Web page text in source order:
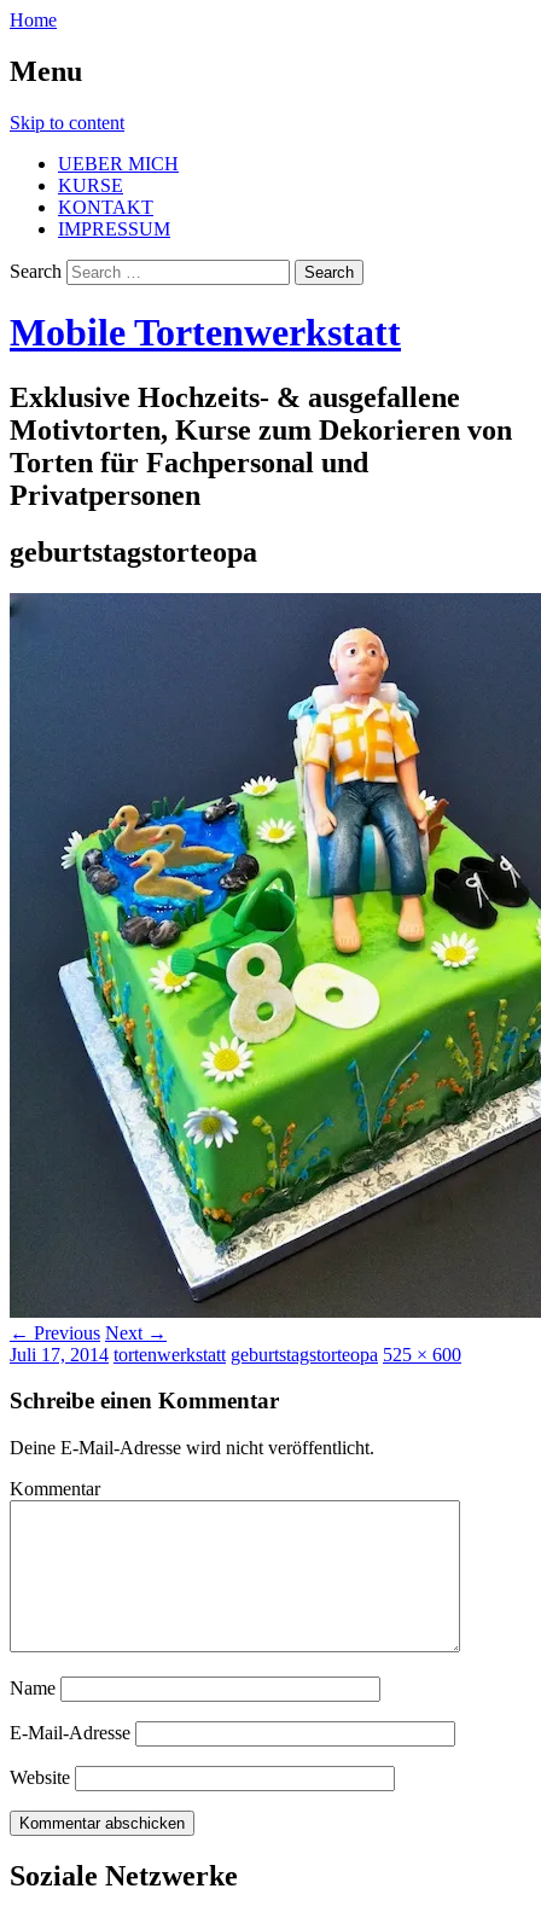
Home
Menu
Skip to content
UEBER MICH
KURSE
KONTAKT
IMPRESSUM
Search
Mobile Tortenwerkstatt
Exklusive Hochzeits- & ausgefallene
Motivtorten, Kurse zum Dekorieren von
Torten für Fachpersonal und
Privatpersonen
geburtstagstorteopa
← Previous Next →
Juli 17, 2014 tortenwerkstatt geburtstagstorteopa 525 × 600
Schreibe einen Kommentar
Deine E-Mail-Adresse wird nicht veröffentlicht.
Kommentar
Name
E-Mail-Adresse
Website
Soziale Netzwerke